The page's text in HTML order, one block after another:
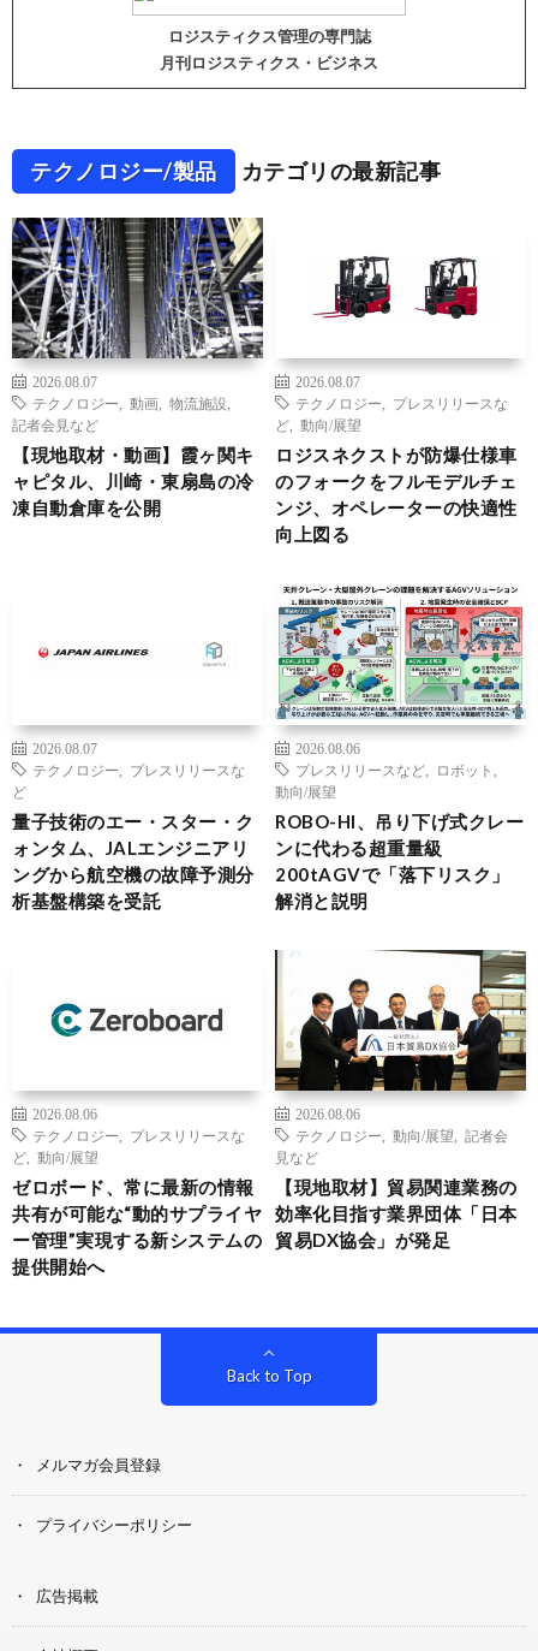
ロジスティクス管理の専門誌
月刊ロジスティクス・ビジネス
テクノロジー/製品 カテゴリの最新記事
2026.08.07
テクノロジー
動画 物流施設
記者会見など
【現地取材・動画】霞ヶ関キ
ャピタル、川崎・東扇島の冷
凍自動倉庫を公開
2026.08.07
テクノロジー
プレスリリースな
ど
動向/展望
ロジスネクストが防爆仕様車
のフォークをフルモデルチェ
ンジ、オペレーターの快適性
向上図る
2026.08.07
テクノロジー
プレスリリースな
ど
量子技術のエー・スター・ク
ォンタム、JALエンジニアリ
ングから航空機の故障予測分
析基盤構築を受託
2026.08.06
プレスリリースなど
ロボット
動向/展望
ROBO-HI、吊り下げ式クレー
ンに代わる超重量級
200tAGVで「落下リスク」
解消と説明
2026.08.06
テクノロジー
プレスリリースな
ど
動向/展望
ゼロボード、常に最新の情報
共有が可能な“動的サプライヤ
ー管理”実現する新システムの
提供開始へ
2026.08.06
テクノロジー
動向/展望
記者会
見など
【現地取材】貿易関連業務の
効率化目指す業界団体「日本
貿易DX協会」が発足
Back to Top
メルマガ会員登録
プライバシーポリシー
広告掲載